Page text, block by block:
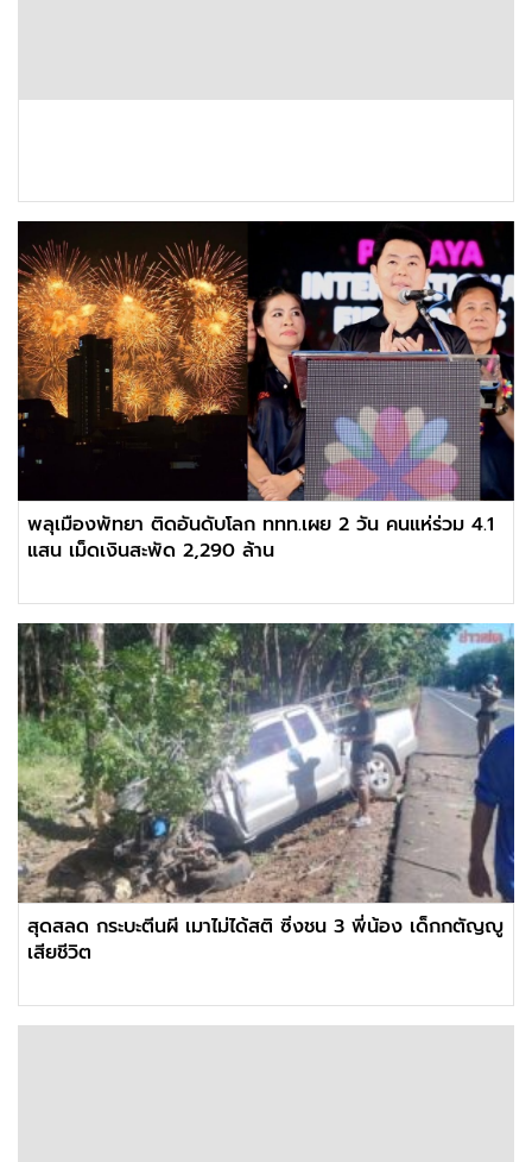
พลุเมืองพัทยา ติดอันดับโลก ททท.เผย 2 วัน คนแห่ร่วม 4.1
แสน เม็ดเงินสะพัด 2,290 ล้าน
สุดสลด กระบะตีนผี เมาไม่ได้สติ ซิ่งชน 3 พี่น้อง เด็กกตัญญู
เสียชีวิต